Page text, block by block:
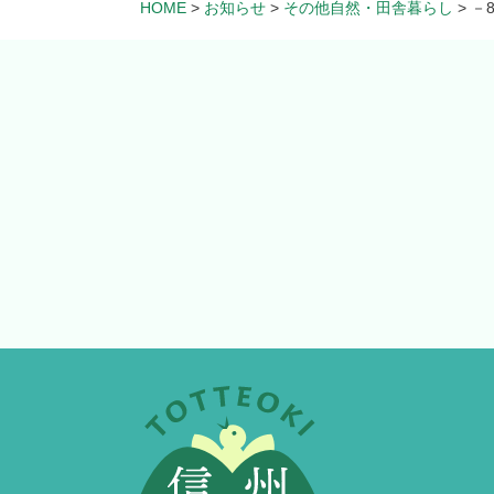
HOME > お知らせ > その他自然・田舎暮らし > －